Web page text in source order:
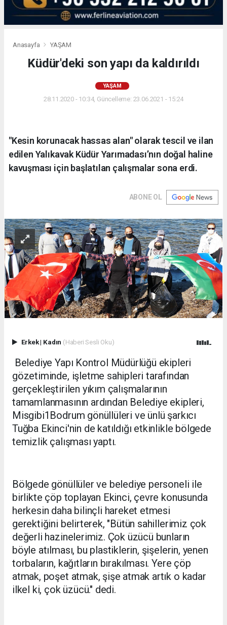
Anasayfa YAŞAM
Küdür'deki son yapı da kaldırıldı
YAŞAM
28.11.2020 - 10:34, Güncelleme: 23.06.2021 - 15:24
"Kesin korunacak hassas alan" olarak tescil ve ilan
edilen Yalıkavak Küdür Yarımadası’nın doğal haline
kavuşması için başlatılan çalışmalar sona erdi.
ABONE OL
Erkek| Kadın (Haberi Sesli Oku)
Belediye Yapı Kontrol Müdürlüğü ekipleri
gözetiminde, işletme sahipleri tarafından
gerçekleştirilen yıkım çalışmalarının
tamamlanmasının ardından Belediye ekipleri,
Misgibi1Bodrum gönüllüleri ve ünlü şarkıcı
Tuğba Ekinci'nin de katıldığı etkinlikle bölgede
temizlik çalışması yaptı.
Bölgede gönüllüler ve belediye personeli ile
birlikte çöp toplayan Ekinci, çevre konusunda
herkesin daha bilinçli hareket etmesi
gerektiğini belirterek, "Bütün sahillerimiz çok
değerli hazinelerimiz. Çok üzücü bunların
böyle atılması, bu plastiklerin, şişelerin, yenen
torbaların, kağıtların bırakılması. Yere çöp
atmak, poşet atmak, şişe atmak artık o kadar
ilkel ki, çok üzücü." dedi.